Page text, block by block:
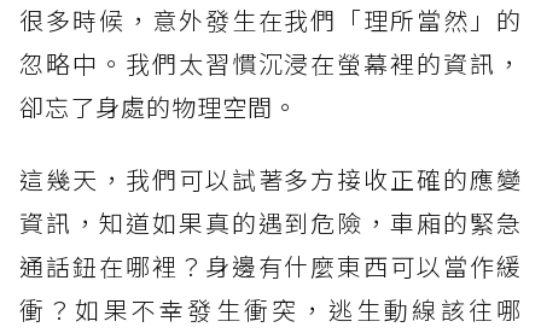
很多時候，意外發生在我們「理所當然」的
忽略中。我們太習慣沉浸在螢幕裡的資訊，
卻忘了身處的物理空間。⠀⠀
這幾天，我們可以試著多方接收正確的應變
資訊，知道如果真的遇到危險，車廂的緊急
通話鈕在哪裡？身邊有什麼東西可以當作緩
衝？如果不幸發生衝突，逃生動線該往哪